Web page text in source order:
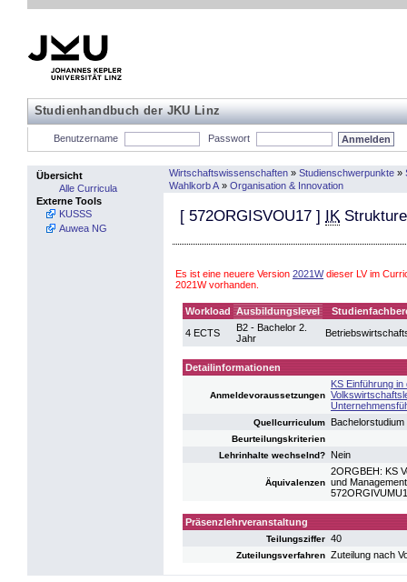
Studienhandbuch der JKU Linz
Benutzername Passwort
Übersicht
Alle Curricula
Externe Tools
KUSSS
Auwea NG
Wirtschaftswissenschaften » Studienschwerpunkte »
Wahlkorb A » Organisation & Innovation
[ 572ORGISVOU17 ] IK
Es ist eine neuere Version 2021Wdieser LV im
2021W vorhanden.
Workload Ausbildungslevel
4 ECTS
B2 - Bachelor 2.
Jahr
Detailinformationen
Anmeldevoraussetzungen
KS Einführung
Quellcurriculum
Beurteilungskriterien
Lehrinhalte wechselnd?
Nein
Äquivalenzen
2ORGBEH: KS
und
Präsenzlehrveranstaltung
Teilungsziffer 40
Zuteilungsverfahren Zuteilung nach